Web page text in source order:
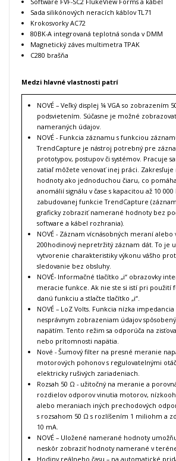
Sada silikónových neracích káblov TL71
Krokosvorky AC72
80BK-A integrovaná teplotná sonda v DMM
Magnetický záves multimetra TPAK
C280 brašňa
Medzi hlavné vlastnosti patrí
NOVÉ – Veľký displej ¼ VGA so zobrazením
podsvietením. Súčasne je možné
nameraných údajov.
NOVÉ - Funkcia záznamu s funkciou
TrendCapture je nástroj potrebný pre
prototypov, postupov či systémov. Pracuje
zatiaľ môžete venovať inej práci.
hodnoty ako jednoduchou čiaru, co
anomálií signálu v čase s kapacitou až 10
zabudovanej funkcie TrendCapture
graficky zobraziť namerané hodnoty bez
software a kábel rozhrania).
NOVÉ - Záznam vícnásobných meraní alebo
200hodinový nepretržitý záznam dát. To je
vytvorenie charakteristiky výkonu vášho
sledovanie bez obsluhy.
NOVÉ- Informačné tlačítko „i“ obrazovky
meracie funkce. Ak nie ste si istí pri použití
danú funkciu a stlačte tlačítko „i“.
NOVÉ – LoZ Volts. Funkcia nízka
nesprávnym zobrazeniam údajov
napätím. Tento režim sa odporúča na
nebo prítomnosti napätia.
Nové - Šumový filter na presné meranie
motorových pohonov s regulovatelnými
elektricky rušivých zariadeniach.
Rozsah 50 Ω - užitočný na meranie a
rozdielov odporov vinutia motorov,
alebo meraniach iných prechodových
s rozsahom 50 Ω s rozlíšením 1 miliohm a
10 mA.
NOVÉ – Uložené namerané hodnoty
neskôr zobraziť hodnoty namerané v
Hodiny reálneho času – na automatické